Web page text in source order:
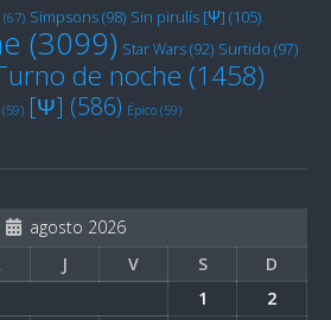
(67) Simpsons(98) Sin pirulís [Ψ] (105)
(3099) Star Wars(92) Surtido (97)
de noche (1458)
(59) [Ψ] (586) Épico (59)
agosto 2026
J V S
D
1
2